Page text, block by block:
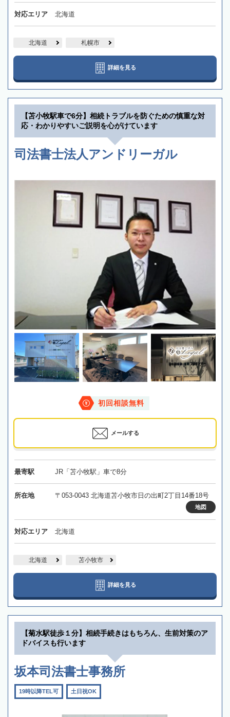
対応エリア 北海道
北海道 札幌市
詳細を見る
【苫小牧駅車で6分】相続トラブルを防ぐための慎重な対
応・わかりやすいご説明を心がけています
司法書士法人アンドリーガル
初回相談無料
メールする
最寄駅 JR「苫小牧駅」車で8分
所在地 〒053-0043 北海道苫小牧市日の出町2丁目14番18号
地図
対応エリア 北海道
北海道 苫小牧市
詳細を見る
【菊水駅徒歩１分】相続手続きはもちろん、生前対策のア
ドバイスも行います
坂本司法書士事務所
19時以降TEL可 土日祝OK